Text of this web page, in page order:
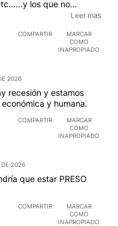
los que no
financieros y los bancos
oro no.......
Leer mas
COMPARTIR
MARCAR
COMO
INAPROPIADO
2026
recesión y estamos
y humana.
COMPARTIR
MARCAR
COMO
INAPROPIADO
2026
que estar PRESO
COMPARTIR
MARCAR
COMO
INAPROPIADO